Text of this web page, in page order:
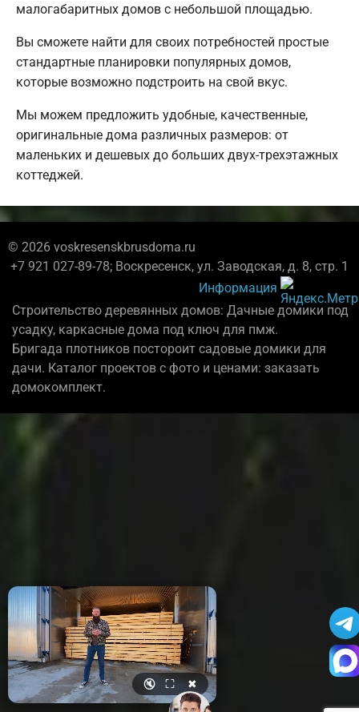
малогабаритных домов с небольшой площадью.
Вы сможете найти для своих потребностей простые
стандартные планировки популярных домов,
которые возможно подстроить на свой вкус.
Мы можем предложить удобные, качественные,
оригинальные дома различных размеров: от
маленьких и дешевых до больших двух-трехэтажных
коттеджей.
© 2026 voskresenskbrusdoma.ru
+7 921 027-89-78; Воскресенск, ул. Заводская, д. 8, стр. 1
Информация
Строительство деревянных домов: Дачные домики под
усадку, каркасные дома под ключ для пмж.
Бригада плотников постороит садовые домики для
дачи. Каталог проектов с фото и ценами: заказать
домокомплект.
🔇 ⛶ ✖